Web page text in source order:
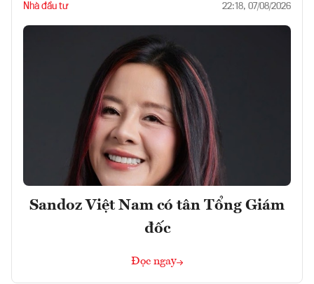
Nhà đầu tư 22:18, 07/08/2026
Sandoz Việt Nam có tân Tổng Giám
đốc
Đọc ngay